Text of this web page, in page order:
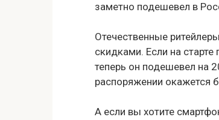
заметно подешевел в
Отечественные
скидками. Если на
теперь он подешевел на
распоряжении окажется
А если вы хотите